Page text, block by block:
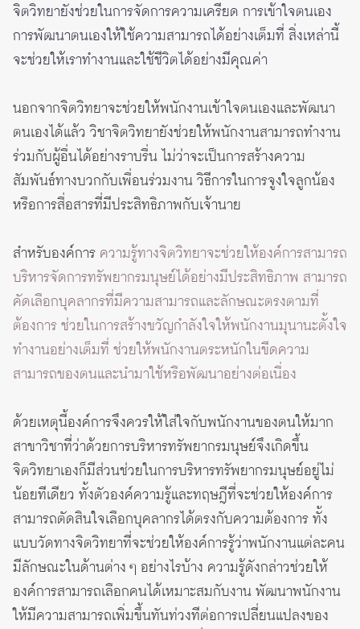
จิตวิทยายังช่วยในการจัดการความเครียด การเข้าใจตนเอง
การพัฒนาตนเองให้ใช้ความสามารถได้อย่างเต็มที่ สิ่งเหล่านี้
จะช่วยให้เราทำงานและใช้ชีวิตได้อย่างมีคุณค่า
นอกจากจิตวิทยาจะช่วยให้พนักงานเข้าใจตนเองและพัฒนา
ตนเองได้แล้ว วิชาจิตวิทยายังช่วยให้พนักงานสามารถทำงาน
ร่วมกับผู้อื่นได้อย่างราบรื่น ไม่ว่าจะเป็นการสร้างความ
สัมพันธ์ทางบวกกับเพื่อนร่วมงาน วิธีการในการจูงใจลูกน้อง
หรือการสื่อสารที่มีประสิทธิภาพกับเจ้านาย
สำหรับองค์การ ความรู้ทางจิตวิทยาจะช่วยให้องค์การสามารถ
บริหารจัดการทรัพยากรมนุษย์ได้อย่างมีประสิทธิภาพ สามารถ
คัดเลือกบุคลากรที่มีความสามารถและลักษณะตรงตามที่
ต้องการ ช่วยในการสร้างขวัญกำลังใจให้พนักงานมุนานะตั้งใจ
ทำงานอย่างเต็มที่ ช่วยให้พนักงานตระหนักในขีดความ
สามารถของตนและนำมาใช้หรือพัฒนาอย่างต่อเนื่อง
ด้วยเหตุนี้องค์การจึงควรให้ใส่ใจกับพนักงานของตนให้มาก
สาขาวิชาที่ว่าด้วยการบริหารทรัพยากรมนุษย์จึงเกิดขึ้น
จิตวิทยาเองก็มีส่วนช่วยในการบริหารทรัพยากรมนุษย์อยู่ไม่
น้อยทีเดียว ทั้งตัวองค์ความรู้และทฤษฎีที่จะช่วยให้องค์การ
สามารถตัดสินใจเลือกบุคลากรได้ตรงกับความต้องการ ทั้ง
แบบวัดทางจิตวิทยาที่จะช่วยให้องค์การรู้ว่าพนักงานแต่ละคน
มีลักษณะในด้านต่าง ๆ อย่างไรบ้าง ความรู้ดังกล่าวช่วยให้
องค์การสามารถเลือกคนได้เหมาะสมกับงาน พัฒนาพนักงาน
ให้มีความสามารถเพิ่มขึ้นทันท่วงทีต่อการเปลี่ยนแปลงของ